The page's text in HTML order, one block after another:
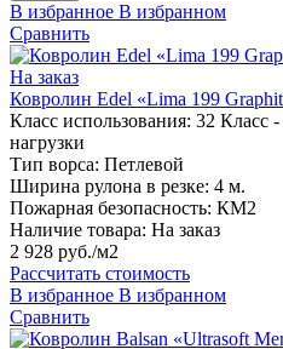
В избранное В избранном
Сравнить
На заказ
Ковролин Edel «Lima 199
Класс использования: 32 Класс
нагрузки
Тип ворса: Петлевой
Ширина рулона в резке: 4 м.
Пожарная безопасность: КМ2
Наличие товара: На заказ
2 928 руб./м2
Рассчитать стоимость
В избранное В избранном
Сравнить